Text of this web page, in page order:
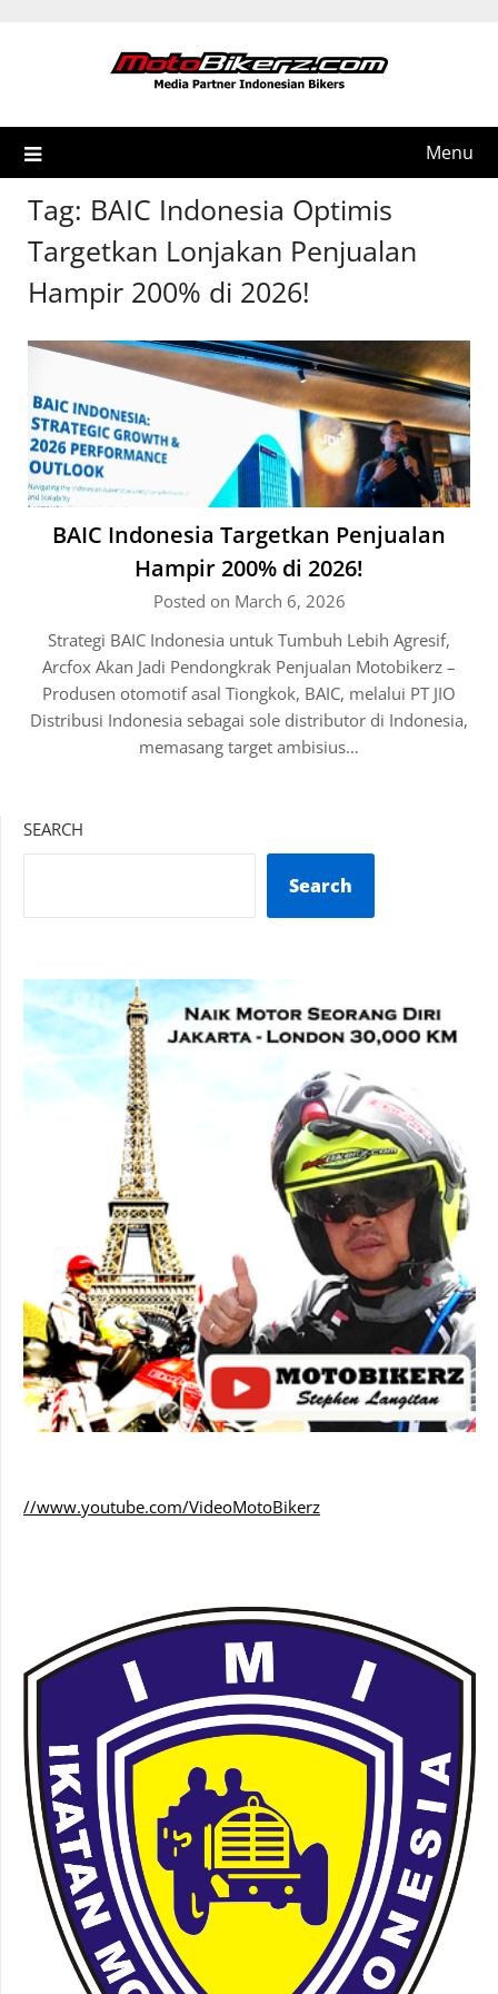
Menu
Tag: BAIC Indonesia Optimis
Targetkan Lonjakan Penjualan
Hampir 200% di 2026!
BAIC Indonesia Targetkan Penjualan
Hampir 200% di 2026!
Posted on March 6, 2026
Strategi BAIC Indonesia untuk Tumbuh Lebih Agresif,
Arcfox Akan Jadi Pendongkrak Penjualan Motobikerz –
Produsen otomotif asal Tiongkok, BAIC, melalui PT JIO
Distribusi Indonesia sebagai sole distributor di Indonesia,
memasang target ambisius…
SEARCH
Search
//www.youtube.com/VideoMotoBikerz